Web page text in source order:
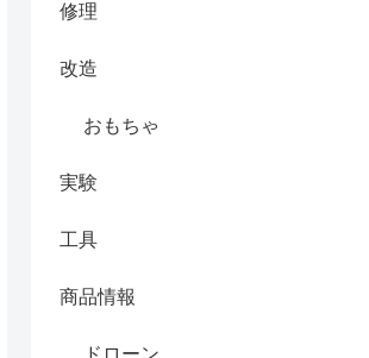
修理
改造
おもちゃ
実験
工具
商品情報
ドローン